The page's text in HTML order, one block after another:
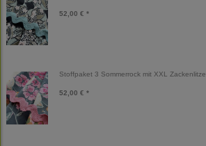
52,00 € *
Stoffpaket 3 Sommerrock mit XXL Zackenlitze
52,00 € *